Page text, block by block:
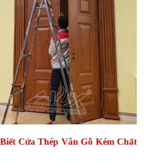
Cửa Thép Vân Gỗ Kém Chất